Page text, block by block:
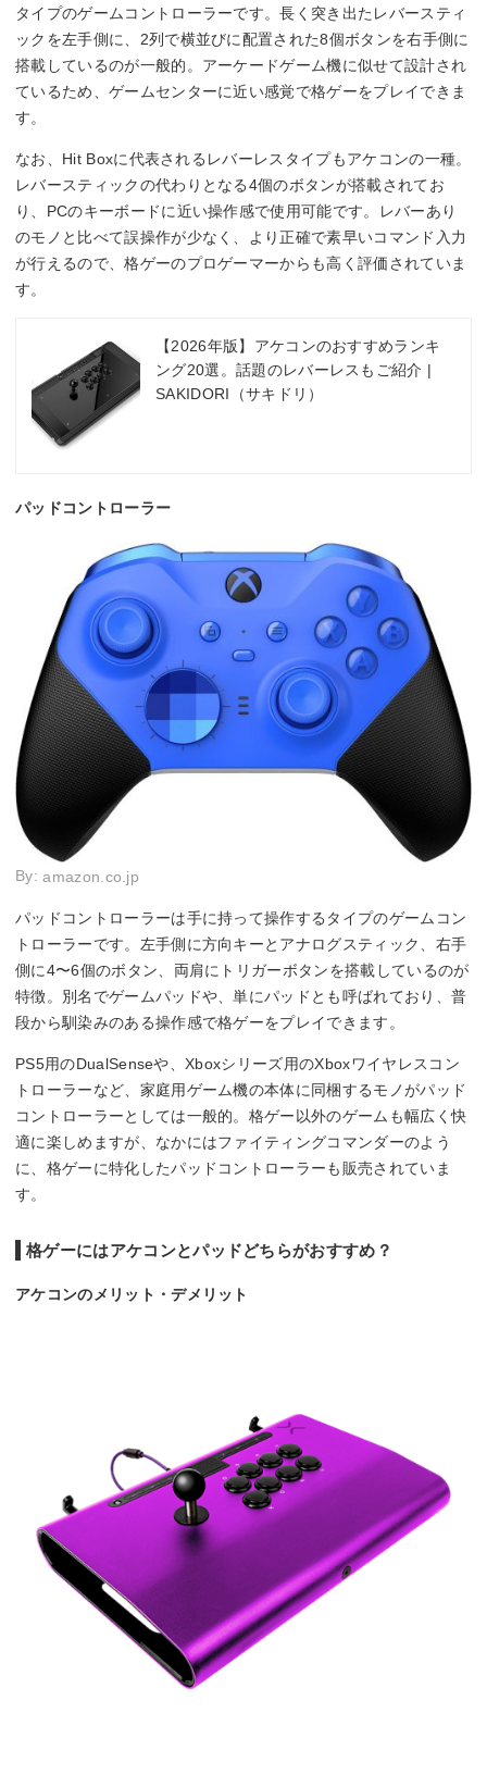
タイプのゲームコントローラーです。長く突き出たレバースティ
ックを左手側に、2列で横並びに配置された8個ボタンを右手側に
搭載しているのが一般的。アーケードゲーム機に似せて設計され
ているため、ゲームセンターに近い感覚で格ゲーをプレイできま
す。
なお、Hit Boxに代表されるレバーレスタイプもアケコンの一種。
レバースティックの代わりとなる4個のボタンが搭載されてお
り、PCのキーボードに近い操作感で使用可能です。レバーあり
のモノと比べて誤操作が少なく、より正確で素早いコマンド入力
が行えるので、格ゲーのプロゲーマーからも高く評価されていま
す。
【2026年版】アケコンのおすすめランキ
ング20選。話題のレバーレスもご紹介 |
SAKIDORI（サキドリ）
パッドコントローラー
By:amazon.co.jp
パッドコントローラーは手に持って操作するタイプのゲームコン
トローラーです。左手側に方向キーとアナログスティック、右手
側に4〜6個のボタン、両肩にトリガーボタンを搭載しているのが
特徴。別名でゲームパッドや、単にパッドとも呼ばれており、普
段から馴染みのある操作感で格ゲーをプレイできます。
PS5用のDualSenseや、Xboxシリーズ用のXboxワイヤレスコン
トローラーなど、家庭用ゲーム機の本体に同梱するモノがパッド
コントローラーとしては一般的。格ゲー以外のゲームも幅広く快
適に楽しめますが、なかにはファイティングコマンダーのよう
に、格ゲーに特化したパッドコントローラーも販売されていま
す。
格ゲーにはアケコンとパッドどちらがおすすめ？
アケコンのメリット・デメリット